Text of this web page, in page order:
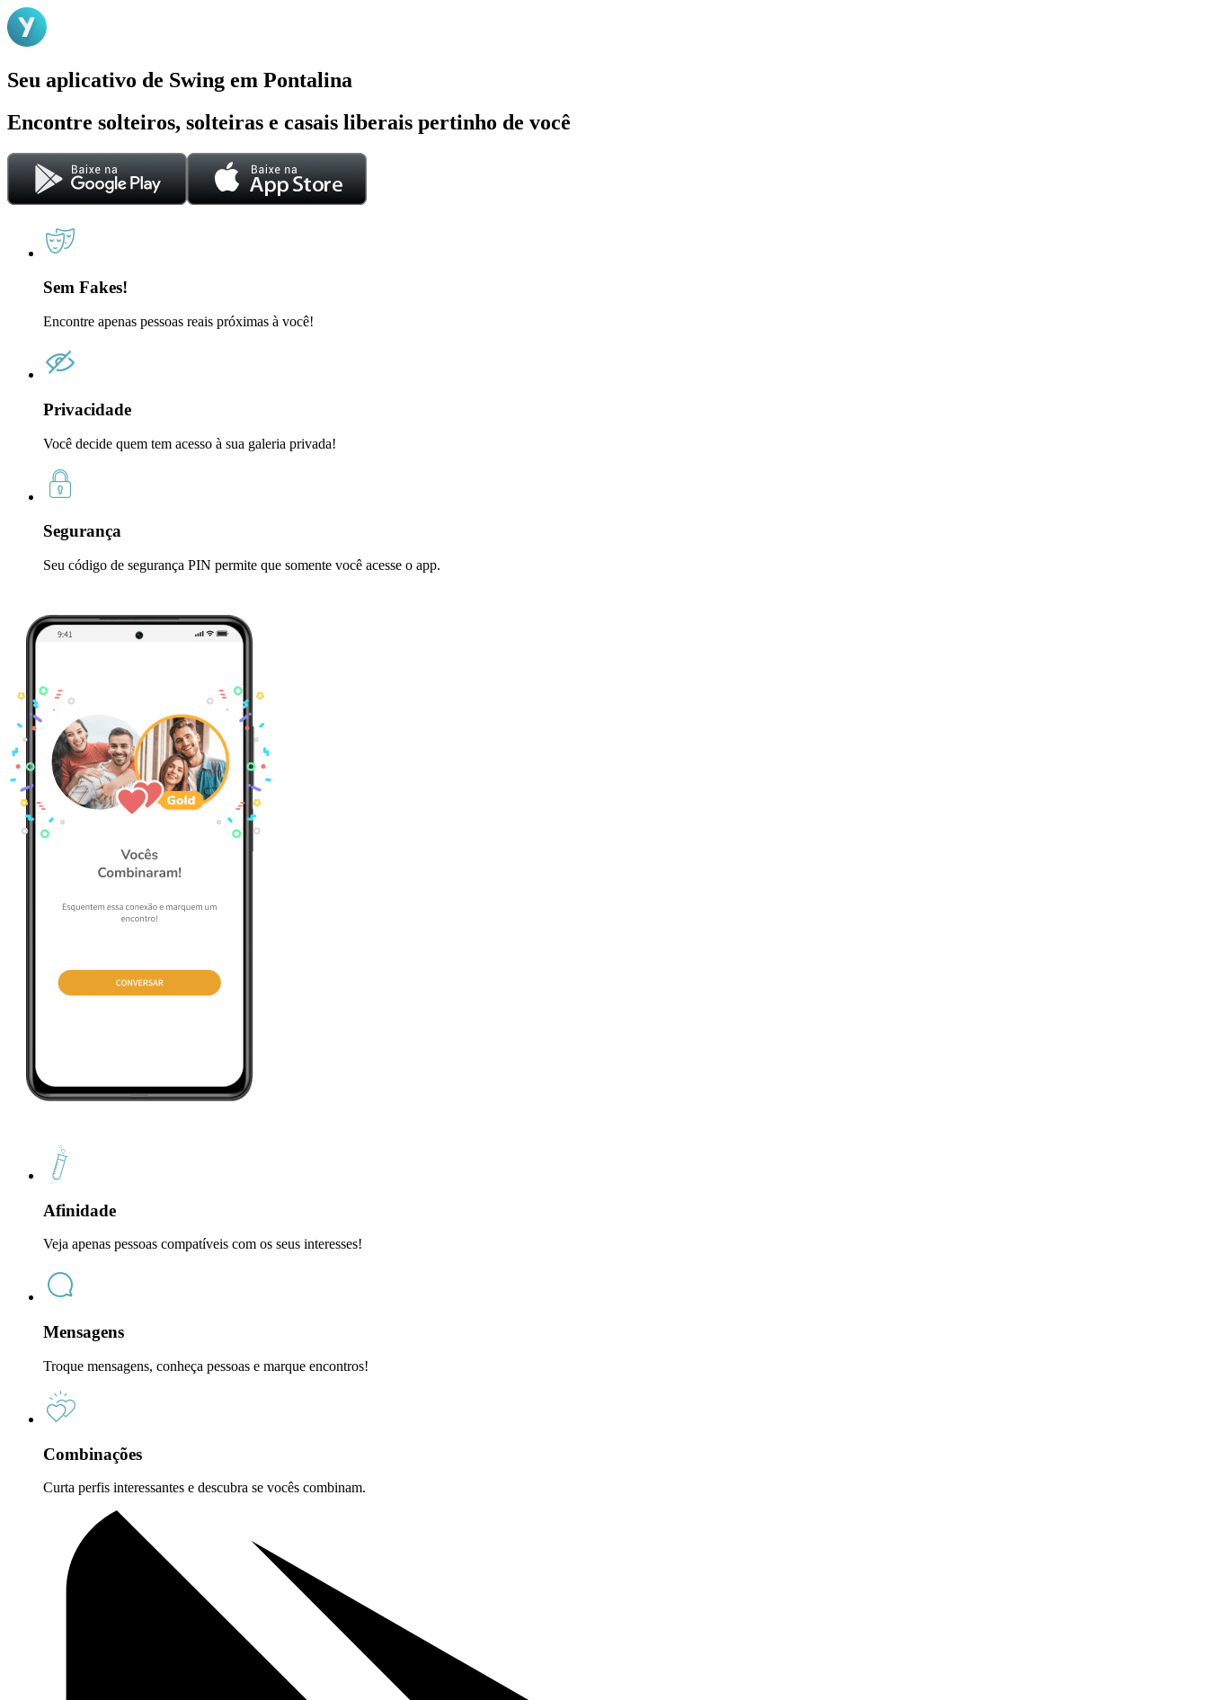
Seu aplicativo de Swing em Pontalina
Encontre solteiros, solteiras e casais liberais pertinho de você
Sem Fakes!
Encontre apenas pessoas reais próximas à você!
Privacidade
Você decide quem tem acesso à sua galeria privada!
Segurança
Seu código de segurança PIN permite que somente você acesse o app.
Afinidade
Veja apenas pessoas compatíveis com os seus interesses!
Mensagens
Troque mensagens, conheça pessoas e marque encontros!
Combinações
Curta perfis interessantes e descubra se vocês combinam.